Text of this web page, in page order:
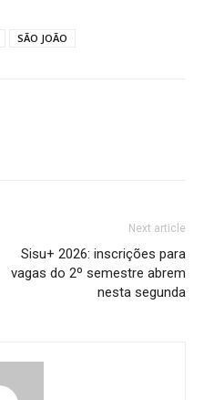
SÃO JOÃO
Next article
Sisu+ 2026: inscrições para
vagas do 2º semestre abrem
nesta segunda